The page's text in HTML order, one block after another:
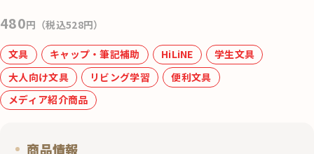
480円（税込528円）
文具 キャップ・筆記補助 HiLiNE
学生文具
大人向け文具
リビング学習
便利文具
メディア紹介商品
商品情報